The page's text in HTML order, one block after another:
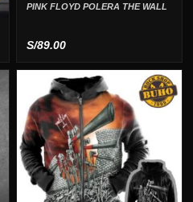
PINK FLOYD POLERA THE WALL
S/89.00